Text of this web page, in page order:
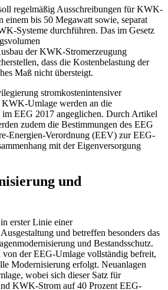
regelmäßig Ausschreibungen für KWK-
einem bis 50 Megawatt sowie, separat
Systeme durchführen. Das im Gesetz
der KWK-Stromerzeugung
dass die Kostenbelastung der
Maß nicht übersteigt.
stromkostenintensiver
KWK-Umlage werden an die
im EEG 2017 angeglichen. Durch Artikel
zudem die Bestimmungen des EEG
Energien-Verordnung (EEV) zur EEG-
mit der Eigenversorgung
und
erster Linie einer
und betreffen besonders das
und Bestandsschutz.
von der EEG-Umlage vollständig befreit,
Modernisierung erfolgt. Neuanlagen
wobei sich dieser Satz für
KWK-Strom auf 40 Prozent EEG-